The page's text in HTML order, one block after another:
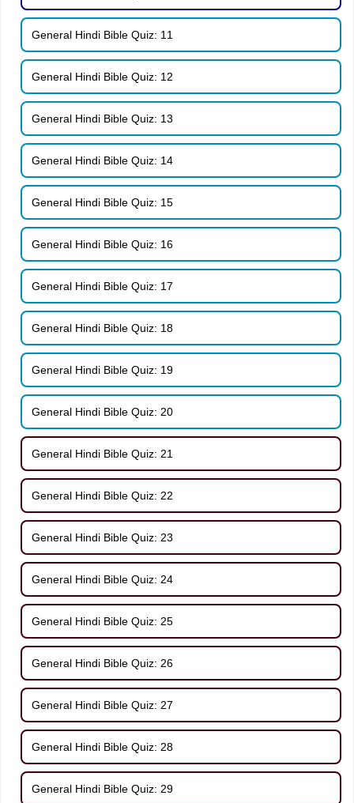
General Hindi Bible Quiz: 11
General Hindi Bible Quiz: 12
General Hindi Bible Quiz: 13
General Hindi Bible Quiz: 14
General Hindi Bible Quiz: 15
General Hindi Bible Quiz: 16
General Hindi Bible Quiz: 17
General Hindi Bible Quiz: 18
General Hindi Bible Quiz: 19
General Hindi Bible Quiz: 20
General Hindi Bible Quiz: 21
General Hindi Bible Quiz: 22
General Hindi Bible Quiz: 23
General Hindi Bible Quiz: 24
General Hindi Bible Quiz: 25
General Hindi Bible Quiz: 26
General Hindi Bible Quiz: 27
General Hindi Bible Quiz: 28
General Hindi Bible Quiz: 29